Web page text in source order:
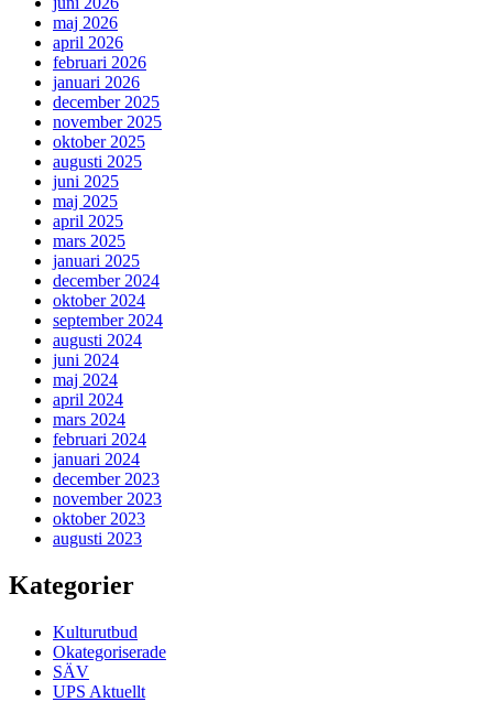
maj 2026
april 2026
februari 2026
januari 2026
december 2025
november 2025
oktober 2025
augusti 2025
juni 2025
maj 2025
april 2025
mars 2025
januari 2025
december 2024
oktober 2024
september 2024
augusti 2024
juni 2024
maj 2024
april 2024
mars 2024
februari 2024
januari 2024
december 2023
november 2023
oktober 2023
augusti 2023
Kategorier
Kulturutbud
Okategoriserade
SÄV
UPS Aktuellt